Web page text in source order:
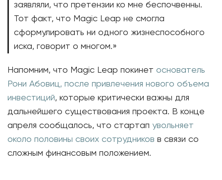
заявляли, что претензии ко мне беспочвенны.
Тот факт, что Magic Leap не смогла
сформулировать ни одного жизнеспособного
иска, говорит о многом.»
Напомним, что Magic Leap покинет основатель
Рони Абовиц, после привлечения нового объема
инвестиций, которые критически важны для
дальнейшего существования проекта. В конце
апреля сообщалось, что стартап увольняет
около половины своих сотрудников в связи со
сложным финансовым положением.